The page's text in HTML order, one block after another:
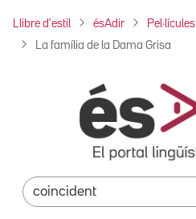
Llibre d'estil ésAdir Pel·lícules
La família de la Dama Grisa